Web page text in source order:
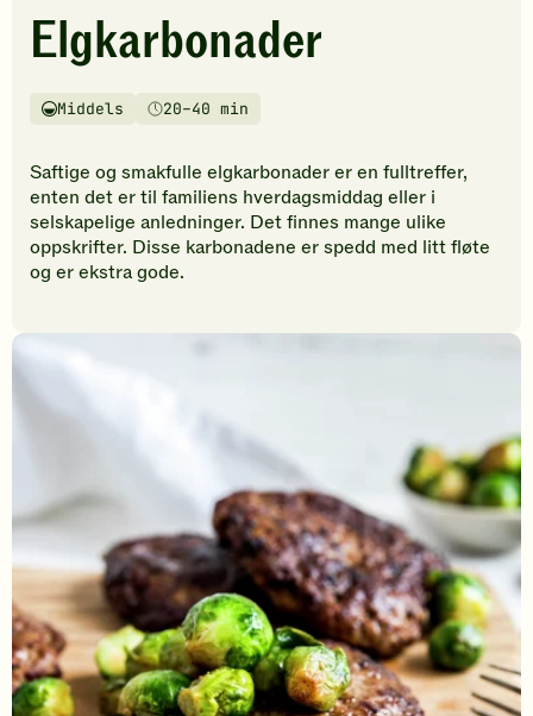
har
foreløpig
vurderinger.
den
første
til
å
vurdere
Elgkarbonader
Vanskelighetsgrad
Middels
Tilberedningstid20–40 min
Saftige og smakfulle elgkarbonader er en fulltreffer,
enten det er til familiens hverdagsmiddag eller i
selskapelige anledninger. Det finnes mange ulike
oppskrifter. Disse karbonadene er spedd med litt fløte
og er ekstra gode.